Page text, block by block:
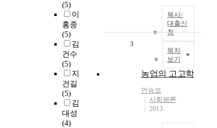
(5)
이
홍종
(5)
김
건수
(5)
지
건길
(5)
김
대성
(4)
복사/
대출신
청
목차
보기
3
농업의 고고학
안승모
사회평론
2013